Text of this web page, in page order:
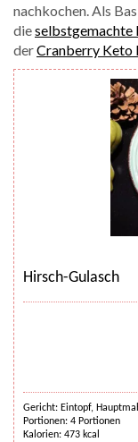
nachkochen. Als
dieselbstgemachte
derCranberry Keto
Hirsch-Gulasch
Gericht: Eintopf,
Portionen: 4 Portionen
Kalorien: 473 kcal